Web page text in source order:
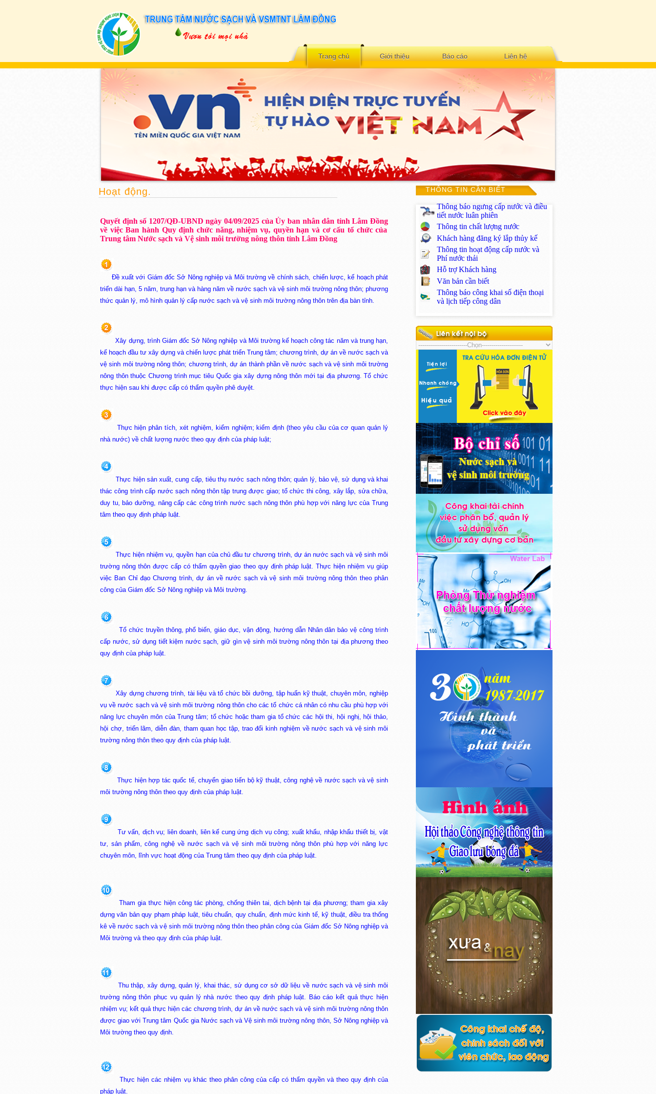
Trang chủ Giới thiệu Báo cáo Liên hệ
Hoạt động.
Quyết định số 1207/QĐ-UBND ngày 04/09/2025 của Ủy ban nhân dân tỉnh Lâm Đồng
về việc Ban hành Quy định chức năng, nhiệm vụ, quyền hạn và cơ cấu tổ chức của
Trung tâm Nước sạch và Vệ sinh môi trường nông thôn tỉnh Lâm Đồng
Đề xuất với Giám đốc Sở Nông nghiệp và Môi trường về chính sách, chiến lược, kế hoạch phát
triển dài hạn, 5 năm, trung hạn và hàng năm về nước sạch và vệ sinh môi trường nông thôn; phương
thức quản lý, mô hình quản lý cấp nước sạch và vệ sinh môi trường nông thôn trên địa bàn tỉnh.
Xây dựng, trình Giám đốc Sở Nông nghiệp và Môi trường kế hoạch công tác năm và trung hạn,
kế hoạch đầu tư xây dựng và chiến lược phát triển Trung tâm; chương trình, dự án về nước sạch và
vệ sinh môi trường nông thôn; chương trình, dự án thành phần về nước sạch và vệ sinh môi trường
nông thôn thuộc Chương trình mục tiêu Quốc gia xây dựng nông thôn mới tại địa phương. Tổ chức
thực hiện sau khi được cấp có thẩm quyền phê duyệt.
Thực hiện phân tích, xét nghiệm, kiểm nghiệm; kiểm định (theo yêu cầu của cơ quan quản lý
nhà nước) về chất lượng nước theo quy định của pháp luật;
Thực hiện sản xuất, cung cấp, tiêu thụ nước sạch nông thôn; quản lý, bảo vệ, sử dụng và khai
thác công trình cấp nước sạch nông thôn tập trung được giao; tổ chức thi công, xây lắp, sửa chữa,
duy tu, bảo dưỡng, nâng cấp các công trình nước sạch nông thôn phù hợp với năng lực của Trung
tâm theo quy định pháp luật.
Thực hiện nhiệm vụ, quyền hạn của chủ đầu tư chương trình, dự án nước sạch và vệ sinh môi
trường nông thôn được cấp có thẩm quyền giao theo quy định pháp luật. Thực hiện nhiệm vụ giúp
việc Ban Chỉ đạo Chương trình, dự án về nước sạch và vệ sinh môi trường nông thôn theo phân
công của Giám đốc Sở Nông nghiệp và Môi trường.
Tổ chức truyền thông, phổ biến, giáo dục, vận động, hướng dẫn Nhân dân bảo vệ công trình
cấp nước, sử dụng tiết kiệm nước sạch, giữ gìn vệ sinh môi trường nông thôn tại địa phương theo
quy định của pháp luật.
Xây dựng chương trình, tài liệu và tổ chức bồi dưỡng, tập huấn kỹ thuật, chuyên môn, nghiệp
vụ về nước sạch và vệ sinh môi trường nông thôn cho các tổ chức cá nhân có nhu cầu phù hợp với
năng lực chuyên môn của Trung tâm; tổ chức hoặc tham gia tổ chức các hội thi, hội nghị, hội thảo,
hội chợ, triển lãm, diễn đàn, tham quan học tập, trao đổi kinh nghiệm về nước sạch và vệ sinh môi
trường nông thôn theo quy định của pháp luật.
Thực hiện hợp tác quốc tế, chuyển giao tiến bộ kỹ thuật, công nghệ về nước sạch và vệ sinh
môi trường nông thôn theo quy định của pháp luật.
Tư vấn, dịch vụ; liên doanh, liên kế cung ứng dịch vụ công; xuất khẩu, nhập khẩu thiết bị, vật
tư, sản phẩm, công nghệ về nước sạch và vệ sinh môi trường nông thôn phù hợp với năng lực
chuyên môn, lĩnh vực hoạt động của Trung tâm theo quy định của pháp luật.
Tham gia thực hiện công tác phòng, chống thiên tai, dịch bệnh tại địa phương; tham gia xây
dựng văn bản quy phạm pháp luật, tiêu chuẩn, quy chuẩn, định mức kinh tế, kỹ thuật, điều tra thống
kê về nước sạch và vệ sinh môi trường nông thôn theo phân công của Giám đốc Sở Nông nghiệp và
Môi trường và theo quy định của pháp luật.
Thu thập, xây dựng, quản lý, khai thác, sử dụng cơ sở dữ liệu về nước sạch và vệ sinh môi
trường nông thôn phục vụ quản lý nhà nước theo quy định pháp luật. Báo cáo kết quả thực hiện
nhiệm vụ; kết quả thực hiện các chương trình, dự án về nước sạch và vệ sinh môi trường nông thôn
được giao với Trung tâm Quốc gia Nước sạch và Vệ sinh môi trường nông thôn, Sở Nông nghiệp và
Môi trường theo quy định.
Thực hiện các nhiệm vụ khác theo phân công của cấp có thẩm quyền và theo quy định của
pháp luật.
THÔNG TIN CẦN BIẾT
Thông báo ngưng cấp nước và điều
tiết nước luân phiên
Thông tin chất lượng nước
Khách hàng đăng ký lắp thủy kế
Thông tin hoạt động cấp nước và
Phí nước thải
Hỗ trợ Khách hàng
Văn bản cần biết
Thông báo công khai số điện thoại
và lịch tiếp công dân